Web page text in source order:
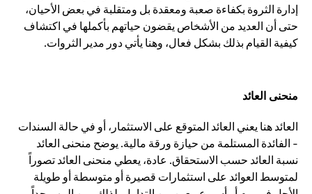
إدارة الثروة بكفاءة صعبة ومعقدة بل ومتقلبة في بعض الأحيان،
حتى أن العديد من الأشخاص يقضون حياتهم بأكملها في اكتشاف
كيفية القيام بذلك بشكل فعال، وهنا يأتي دور مدير الثروات.
منحنى العائد
العائد هنا يعني العائد المتوقع على الاستثمار، أو في حالة السندات
- الفائدة المستلمة من حيازة ورقة مالية. يوضح منحنى العائد
نسبة العائد حسب الاستحقاق. عادة، يعطي منحنى العائد تصوراً
لمتوسط العوائد على استثمارات قصيرة أو متوسطة أو طويلة